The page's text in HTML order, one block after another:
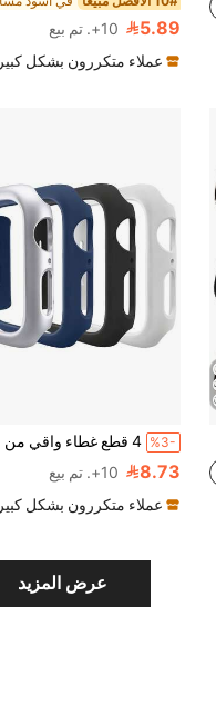
5.89 10+. تم بيع
عملاء متكررون بشكل كبير
%3-
8.73 10+. تم بيع
عملاء متكررون بشكل كبير
عرض المزيد